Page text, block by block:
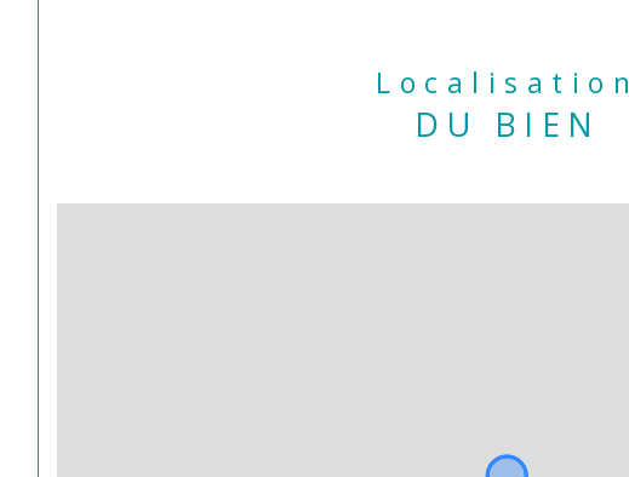
Localisation
DU BIEN